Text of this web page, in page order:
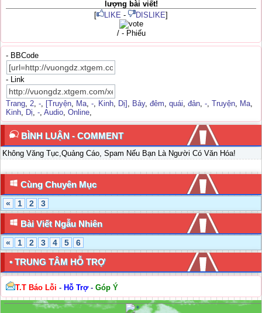
lượng bài viết!
[
LIKE - DISLIKE]
/ - Phiếu
- BBCode
- Link
Trang, 2, -, [Truyện, Ma, -, Kinh, Dị] , Bảy, đêm, quái, đản, -, Truyện, Ma,
Kinh, Dị, -, Audio, Online,
BÌNH LUẬN - COMMENT
Không Văng Tục,Quảng Cáo, Spam Nếu Bạn Là Người Có Văn Hóa!
Cùng Chuyên Mục
« 1 2 3
Bài Viết Ngẫu Nhiên
« 1 2 3 4 5 6
• TRUNG TÂM HỖ TRỢ
T.T Báo Lỗi - Hỗ Trợ- Góp Ý